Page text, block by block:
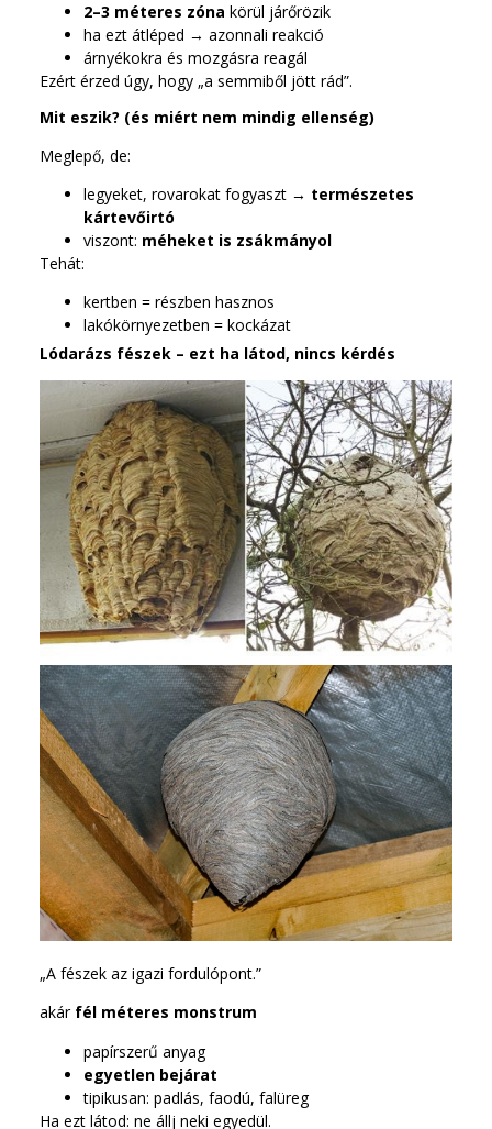
2–3 méteres zóna körül járőrözik
ha ezt átléped → azonnali reakció
árnyékokra és mozgásra reagál
Ezért érzed úgy, hogy „a semmiből jött rád”.
Mit eszik? (és miért nem mindig ellenség)
Meglepő, de:
legyeket, rovarokat fogyaszt → természetes
kártevőirtó
viszont: méheket is zsákmányol
Tehát:
kertben = részben hasznos
lakókörnyezetben = kockázat
Lódarázs fészek – ezt ha látod, nincs kérdés
„A fészek az igazi fordulópont.”
akár fél méteres monstrum
papírszerű anyag
egyetlen bejárat
tipikusan: padlás, faodú, falüreg
Ha ezt látod: ne állj neki egyedül.